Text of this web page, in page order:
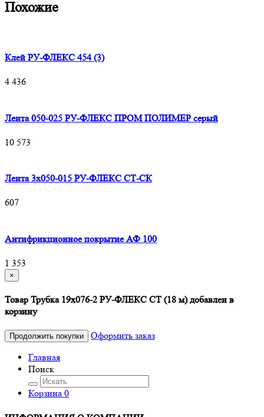
Похожие
Клей РУ-ФЛЕКС 454 (3)
4 436
Лента 050-025 РУ-ФЛЕКС ПРОМ ПОЛИМЕР серый
10 573
Лента 3х050-015 РУ-ФЛЕКС СТ-СК
607
Антифрикционное покрытие АФ 100
1 353
×
Товар Трубка 19х076-2 РУ-ФЛЕКС СТ (18 м) добавлен в
корзину
Продолжить покупки
Оформить заказ
Главная
Поиск
Корзина 0